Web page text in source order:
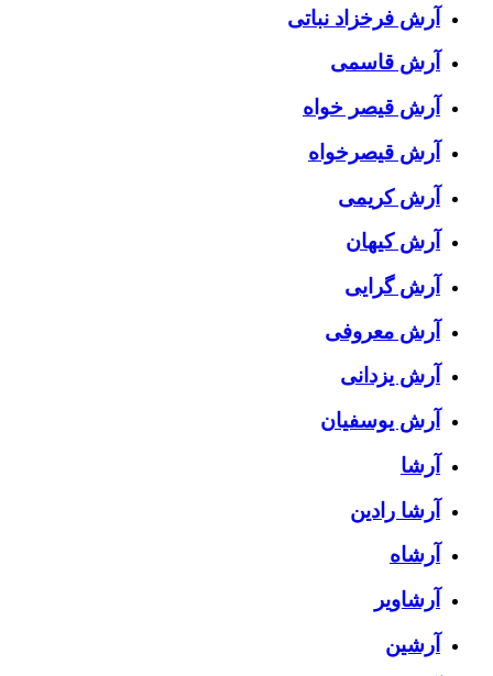
آرش فرخزاد نباتی
آرش قاسمی
آرش قیصر خواه
آرش قیصرخواه
آرش کریمی
آرش کیهان
آرش گرایی
آرش معروفی
آرش یزدانی
آرش یوسفیان
آرشا
آرشا رادین
آرشاه
آرشاویر
آرشین